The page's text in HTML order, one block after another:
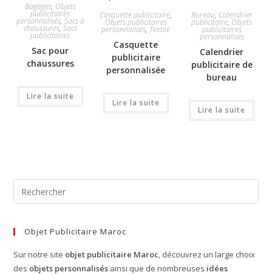
Bagages, Objets
publicitaires
personnalisés, Sacs à
chaussures,Sacs
publicitaires
Sac pour
chaussures
Lire la suite
Casquette publicitaire,
Objets publicitaires
personnalisés, Textile
Casquette
publicitaire
personnalisée
Lire la suite
Bureau, Calendrier
publicitaire, Objets
publicitaires
personnalisés
Calendrier
publicitaire de
bureau
Lire la suite
Objet Publicitaire Maroc
Sur notre site objet publicitaire Maroc, découvrez un large choix
des objets personnalisés ainsi que de nombreuses idées